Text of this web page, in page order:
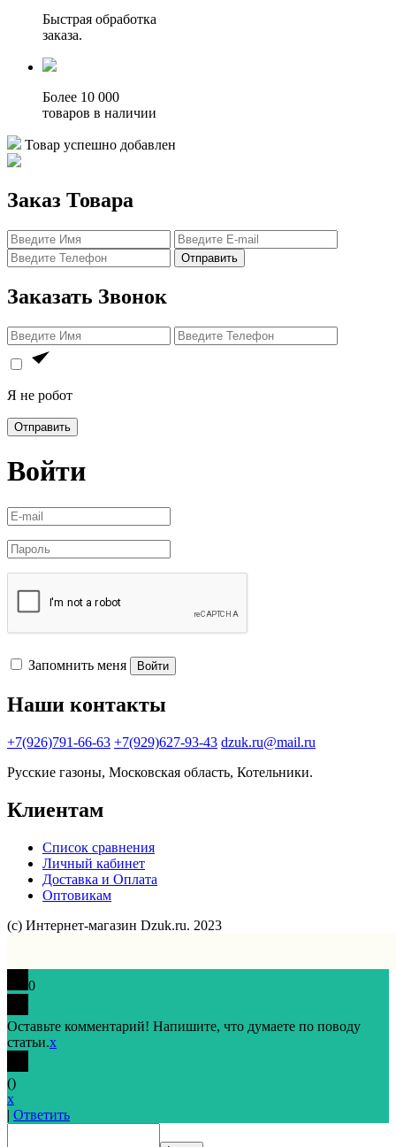
Быстрая обработка
заказа.
Более 10 000
товаров в наличии
Товар успешно добавлен
Заказ Товара
Отправить
Заказать Звонок
Я не робот
Отправить
Войти
Запомнить меня Войти
Наши контакты
+7(926)791-66-63 +7(929)627-93-43 dzuk.ru@mail.ru
Русские газоны, Московская область, Котельники.
Клиентам
Список сравнения
Личный кабинет
Доставка и Оплата
Оптовикам
(с) Интернет-магазин Dzuk.ru. 2023
0
Оставьте комментарий! Напишите, что думаете по поводу
статьи.x
()
x
| Ответить